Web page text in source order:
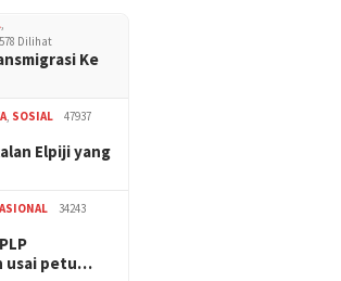
,
Dilihat
Ke
, SOSIAL
47937
Elpiji yang
34243
usai petu…